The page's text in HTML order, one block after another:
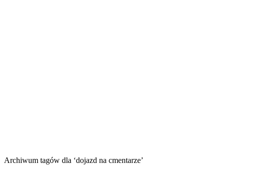
Archiwum tagów dla ‘dojazd na cmentarze’